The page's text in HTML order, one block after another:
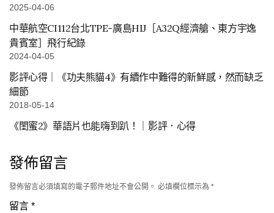
2025-04-06
中華航空CI112台北TPE-廣島HIJ［A32Q經濟艙、東方宇逸
貴賓室］飛行紀錄
2024-04-05
影評心得｜《功夫熊貓4》有續作中難得的新鮮感，然而缺乏
細節
2018-05-14
《閨蜜2》華語片也能嗨到趴！｜影評．心得
發佈留言
發佈留言必須填寫的電子郵件地址不會公開。 必填欄位標示為 *
留言 *